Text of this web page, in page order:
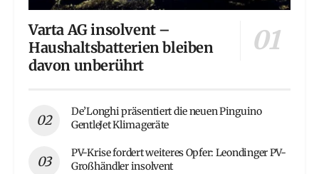
Varta AG insolvent –
Haushaltsbatterien bleiben
davon unberührt
De’Longhi präsentiert die neuen Pinguino
GentleJet Klimageräte
PV-Krise fordert weiteres Opfer: Leondinger PV-
Großhändler insolvent